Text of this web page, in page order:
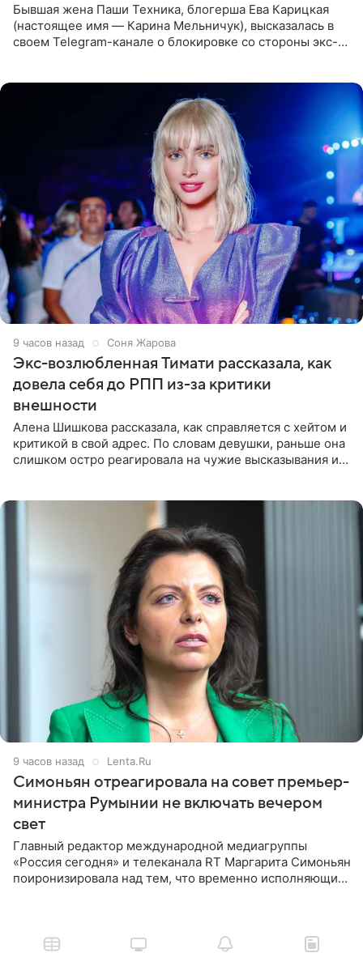
Бывшая жена Паши Техника, блогерша Ева Карицкая
(настоящее имя — Карина Мельничук), высказалась в
своем Telegram-канале о блокировке со стороны экс-
9 часов назад Соня Жарова
Экс-возлюбленная Тимати рассказала, как
довела себя до РПП из-за критики
внешности
Алена Шишкова рассказала, как справляется с хейтом и
критикой в свой адрес. По словам девушки, раньше она
слишком остро реагировала на чужие высказывания и
9 часов назад Lenta.Ru
Симоньян отреагировала на совет премьер-
министра Румынии не включать вечером
свет
Главный редактор международной медиагруппы
«Россия сегодня» и телеканала RT Маргарита Симоньян
поиронизировала над тем, что временно исполняющий